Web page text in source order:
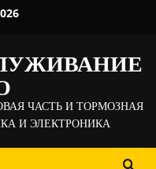
ЧАСТЬ И ТОРМОЗНАЯ
И ЭЛЕКТРОНИКА